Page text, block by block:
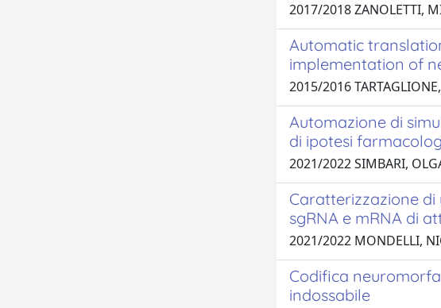
2017/2018 ZANOLETTI,
Automatic
implementation of
2015/2016
Automazione di
di ipotesi
2021/2022 SIMBARI,
Caratterizzazione
sgRNA e mRNA di
2021/2022 MONDELLI,
Codifica
indossabile